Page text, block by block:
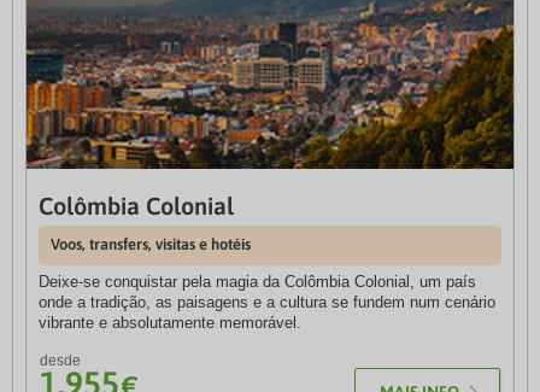
Colômbia Colonial
Voos, transfers, visitas e hotéis
Deixe‑se conquistar pela magia da Colômbia Colonial, um país
onde a tradição, as paisagens e a cultura se fundem num cenário
vibrante e absolutamente memorável.
desde
1.955
Japão ao seu alcance: Takayama
Voos, Rail Pass e hotéis
Explore o fascinante Japão, uma viagem encantadora que
combina cultura, natureza e experiências únicas que criarão
memórias para toda a vida.
desde
2.298€ MAIS INFO